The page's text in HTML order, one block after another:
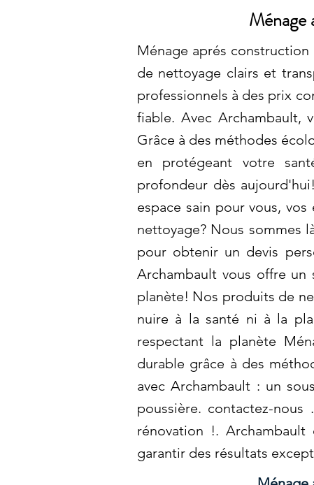
Ménage
Ménage aprés
de nettoyage clairs et
professionnels à des prix
fiable. Avec Archambault,
Grâce à des méthodes
en protégeant votre
profondeur dès
espace sain pour vous,
nettoyage? Nous sommes
pour obtenir un devis
Archambault vous offre
planète! Nos produits de
nuire à la santé ni à la
respectant la planète
durable grâce à des
avec Archambault : un
poussière. contactez-
rénovation !.
garantir des résultats